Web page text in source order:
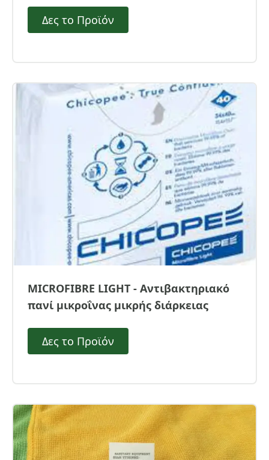
Δες το Προϊόν
MICROFIBRE LIGHT - Αντιβακτηριακό
πανί μικροΐνας μικρής διάρκειας
Δες το Προϊόν